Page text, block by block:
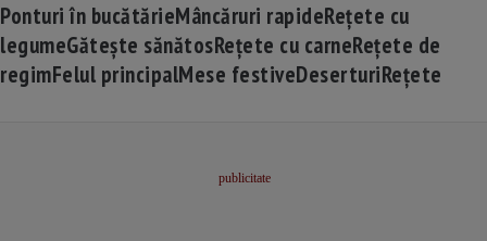
Ponturi în bucătărieMâncăruri rapideRețete cu
legumeGătește sănătosRețete cu carneRețete de
regimFelul principalMese festiveDeserturiRețete